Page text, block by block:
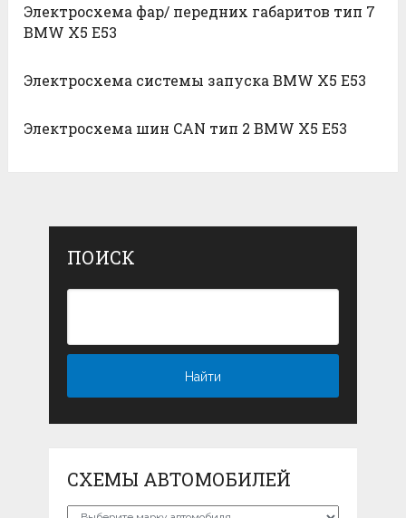
Электросхема фар/ передних габаритов тип 7
BMW X5 E53
Электросхема системы запуска BMW X5 E53
Электросхема шин CAN тип 2 BMW X5 E53
ПОИСК
СХЕМЫ АВТОМОБИЛЕЙ